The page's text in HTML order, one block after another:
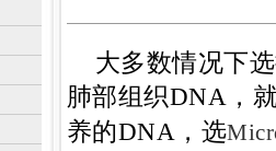
大多数情况下
肺部组织DNA，
养的DNA，选